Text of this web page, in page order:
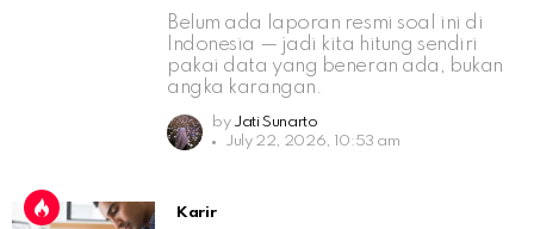
Belum ada laporan resmi soal ini di
Indonesia — jadi kita hitung sendiri
pakai data yang beneran ada, bukan
angka karangan.
by Jati Sunarto
July 22, 2026, 10:53 am
Karir